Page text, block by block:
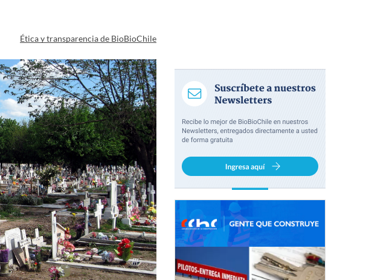
Ética y transparencia de BioBioChile